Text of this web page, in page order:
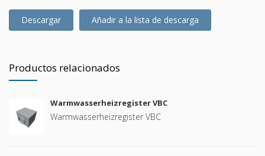
Descargar Añadir a la lista de descarga
Productos relacionados
Warmwasserheizregister VBC
Warmwasserheizregister VBC